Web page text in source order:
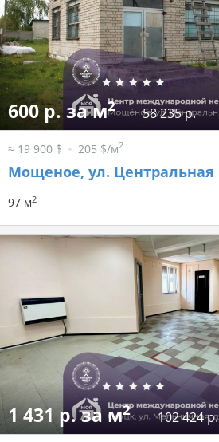
600 р. за м2 58 235 р.
≈ 19 900 $ 205 $/м2
Мощеное, ул. Центральная
97 м2
1 431 р. за м2 102 424 р.